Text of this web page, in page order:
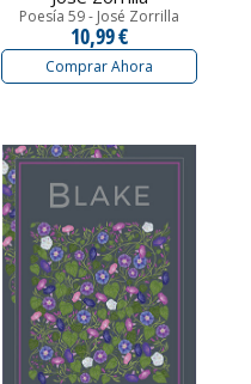
Poesía 59 - José Zorrilla
10,99 €
Comprar Ahora